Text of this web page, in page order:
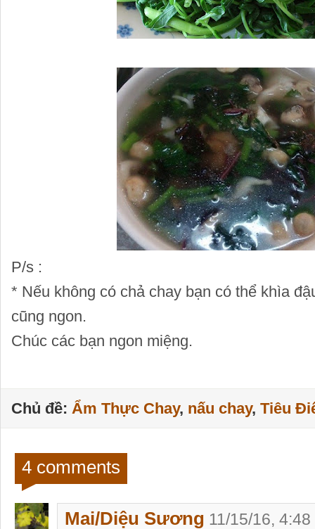
P/s :
* Nếu không có chả chay bạn có thể khìa
cũng ngon.
Chúc các bạn ngon miệng.
Chủ đề: Ẩm Thực Chay, nấu chay, Tiêu
4 comments
Mai/Diệu Sương 11/15/16, 4:48